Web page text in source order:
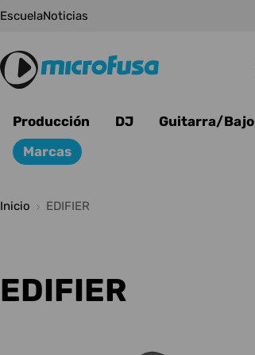
Saltar
EscuelaNoticias
Producción DJ Guitarra/Bajo
Marcas
Inicio EDIFIER
C
EDIFIER